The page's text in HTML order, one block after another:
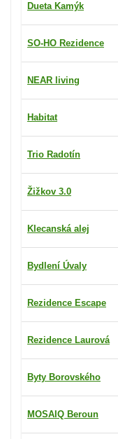
Dueta Kamýk
SO-HO Rezidence
NEAR living
Habitat
Trio Radotín
Žižkov 3.0
Klecanská alej
Bydlení Úvaly
Rezidence Escape
Rezidence Laurová
Byty Borovského
MOSAIQ Beroun